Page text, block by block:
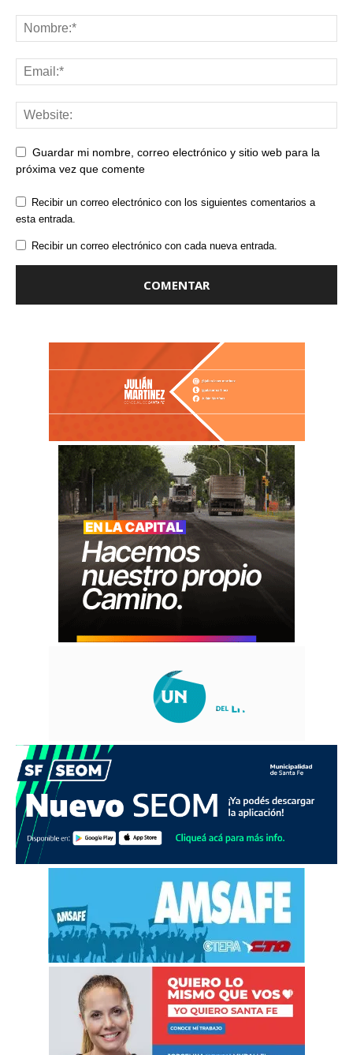
Guardar mi nombre, correo electrónico y sitio web para la
próxima vez que comente
Recibir un correo electrónico con los siguientes comentarios a
esta entrada.
Recibir un correo electrónico con cada nueva entrada.